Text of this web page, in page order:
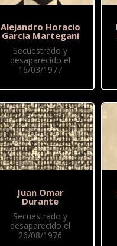
Alejandro Horacio
García Martegani
Secuestrado y
desaparecido el
16/03/1977
Juan Omar
Durante
Secuestrado y
desaparecido el
26/08/1976